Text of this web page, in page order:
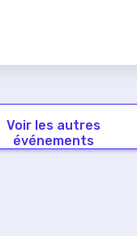
Voir les autres
événements